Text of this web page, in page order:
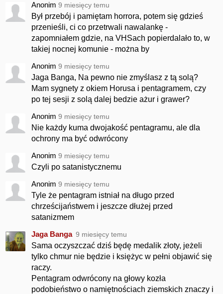
Anonim 9 miesięcy temu
Był przebój i pamiętam horrora, potem się gdzieś
przenieśli, ci co przetrwali nawalankę -
zapomniałem gdzie, na VHSach popierdalało to, w
takiej nocnej komunie - można by
Anonim 9 miesięcy temu
Jaga Banga, Na pewno nie zmyślasz z tą solą?
Mam sygnety z okiem Horusa i pentagramem, czy
po tej sesji z solą dalej bedzie ażur i grawer?
Anonim 9 miesięcy temu
Nie każdy kuma dwojakość pentagramu, ale dla
ochrony ma być odwrócony
Anonim 9 miesięcy temu
Czyli po satanistycznemu
Anonim 9 miesięcy temu
Tyle że pentagram istniał na długo przed
chrześcijaństwem i jeszcze dłużej przed
satanizmem
Jaga Banga 9 miesięcy temu
Sama oczyszczać dziś będę medalik złoty, jeżeli
tylko chmur nie będzie i księżyc w pełni objawić się
raczy.
Pentagram odwrócony na głowy kozła
podobieństwo o namiętnościach ziemskich znaczy i